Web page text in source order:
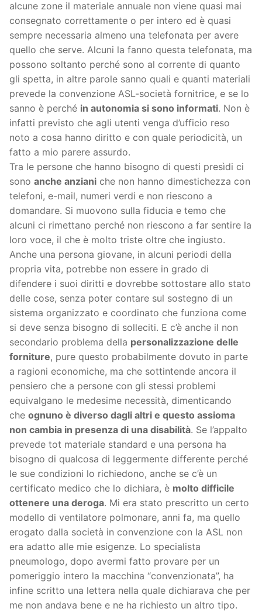
alcune zone il materiale annuale non viene quasi mai
consegnato correttamente o per intero ed è quasi
sempre necessaria almeno una telefonata per avere
quello che serve. Alcuni la fanno questa telefonata, ma
possono soltanto perché sono al corrente di quanto
gli spetta, in altre parole sanno quali e quanti materiali
prevede la convenzione ASL-società fornitrice, e se lo
sanno è perché in autonomia si sono informati. Non è
infatti previsto che agli utenti venga d’ufficio reso
noto a cosa hanno diritto e con quale periodicità, un
fatto a mio parere assurdo.
Tra le persone che hanno bisogno di questi presìdi ci
sono anche anziani che non hanno dimestichezza con
telefoni, e-mail, numeri verdi e non riescono a
domandare. Si muovono sulla fiducia e temo che
alcuni ci rimettano perché non riescono a far sentire la
loro voce, il che è molto triste oltre che ingiusto.
Anche una persona giovane, in alcuni periodi della
propria vita, potrebbe non essere in grado di
difendere i suoi diritti e dovrebbe sottostare allo stato
delle cose, senza poter contare sul sostegno di un
sistema organizzato e coordinato che funziona come
si deve senza bisogno di solleciti. E c’è anche il non
secondario problema della personalizzazione delle
forniture, pure questo probabilmente dovuto in parte
a ragioni economiche, ma che sottintende ancora il
pensiero che a persone con gli stessi problemi
equivalgano le medesime necessità, dimenticando
che ognuno è diverso dagli altri e questo assioma
non cambia in presenza di una disabilità. Se l’appalto
prevede tot materiale standard e una persona ha
bisogno di qualcosa di leggermente differente perché
le sue condizioni lo richiedono, anche se c’è un
certificato medico che lo dichiara, è molto difficile
ottenere una deroga. Mi era stato prescritto un certo
modello di ventilatore polmonare, anni fa, ma quello
erogato dalla società in convenzione con la ASL non
era adatto alle mie esigenze. Lo specialista
pneumologo, dopo avermi fatto provare per un
pomeriggio intero la macchina “convenzionata”, ha
infine scritto una lettera nella quale dichiarava che per
me non andava bene e ne ha richiesto un altro tipo.